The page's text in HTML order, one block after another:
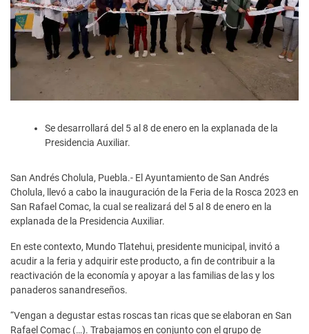
Se desarrollará del 5 al 8 de enero en la explanada de la
Presidencia Auxiliar.
San Andrés Cholula, Puebla.- El Ayuntamiento de San Andrés
Cholula, llevó a cabo la inauguración de la Feria de la Rosca 2023 en
San Rafael Comac, la cual se realizará del 5 al 8 de enero en la
explanada de la Presidencia Auxiliar.
En este contexto, Mundo Tlatehui, presidente municipal, invitó a
acudir a la feria y adquirir este producto, a fin de contribuir a la
reactivación de la economía y apoyar a las familias de las y los
panaderos sanandreseños.
“Vengan a degustar estas roscas tan ricas que se elaboran en San
Rafael Comac (…). Trabajamos en conjunto con el grupo de